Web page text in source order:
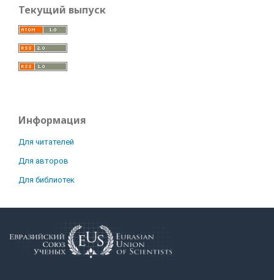
Текущий выпуск
Информация
Для читателей
Для авторов
Для библиотек